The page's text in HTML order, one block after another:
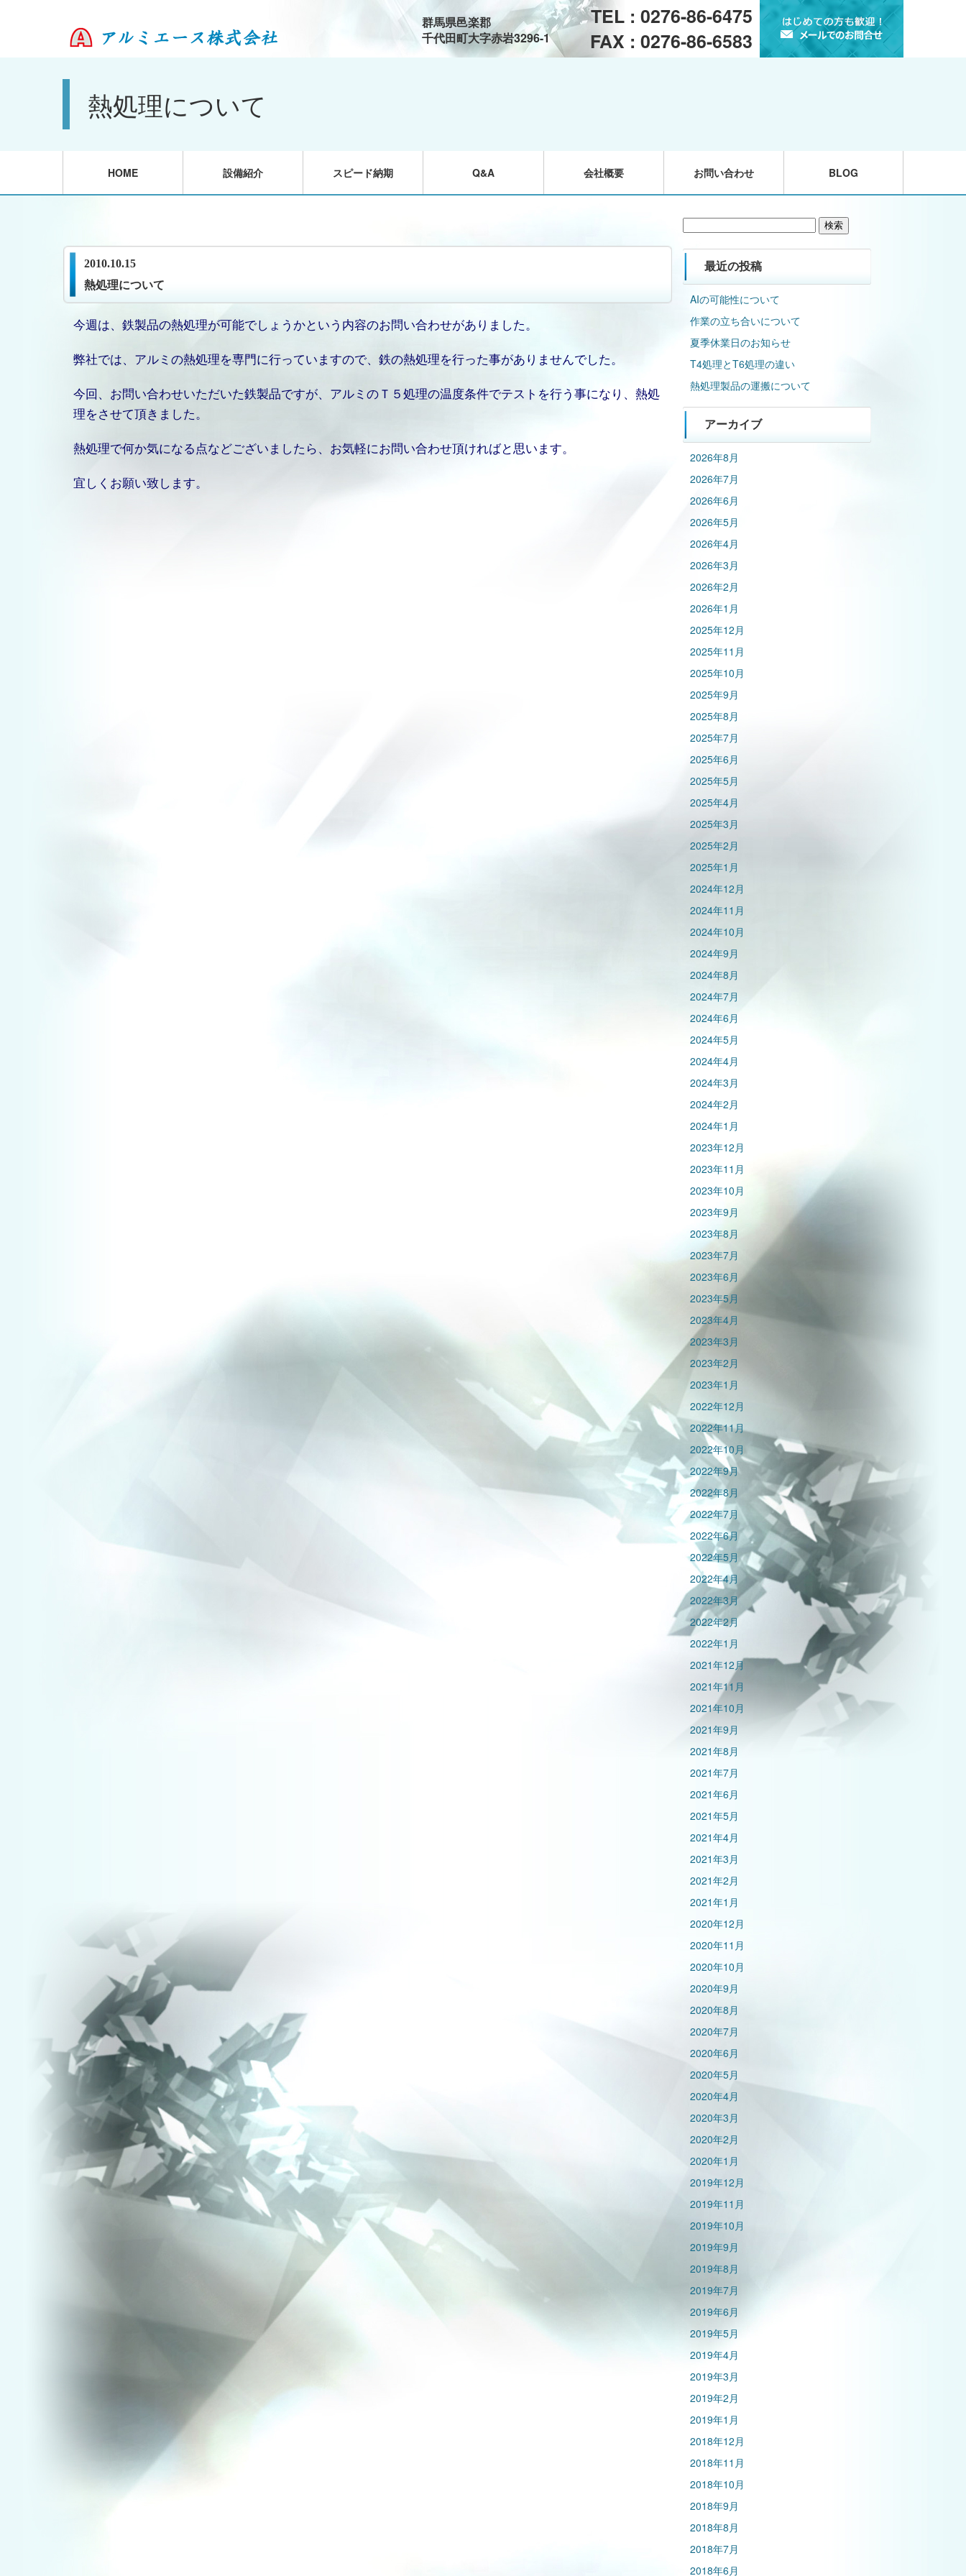
TEL : 0276-86-6475
FAX : 0276-86-6583
群馬県邑楽郡
千代田町大字赤岩3296-1
熱処理について
HOME 設備紹介 スピード納期 Q&A 会社概要 お問い合わせ BLOG
2010.10.15
熱処理について
今週は、鉄製品の熱処理が可能でしょうかという内容のお問い合わせがありました。
弊社では、アルミの熱処理を専門に行っていますので、鉄の熱処理を行った事がありませんでした。
今回、お問い合わせいただいた鉄製品ですが、アルミのＴ５処理の温度条件でテストを行う事になり、熱処
理をさせて頂きました。
熱処理で何か気になる点などございましたら、お気軽にお問い合わせ頂ければと思います。
宜しくお願い致します。
最近の投稿
AIの可能性について
作業の立ち合いについて
夏季休業日のお知らせ
T4処理とT6処理の違い
熱処理製品の運搬について
アーカイブ
2026年8月
2026年7月
2026年6月
2026年5月
2026年4月
2026年3月
2026年2月
2026年1月
2025年12月
2025年11月
2025年10月
2025年9月
2025年8月
2025年7月
2025年6月
2025年5月
2025年4月
2025年3月
2025年2月
2025年1月
2024年12月
2024年11月
2024年10月
2024年9月
2024年8月
2024年7月
2024年6月
2024年5月
2024年4月
2024年3月
2024年2月
2024年1月
2023年12月
2023年11月
2023年10月
2023年9月
2023年8月
2023年7月
2023年6月
2023年5月
2023年4月
2023年3月
2023年2月
2023年1月
2022年12月
2022年11月
2022年10月
2022年9月
2022年8月
2022年7月
2022年6月
2022年5月
2022年4月
2022年3月
2022年2月
2022年1月
2021年12月
2021年11月
2021年10月
2021年9月
2021年8月
2021年7月
2021年6月
2021年5月
2021年4月
2021年3月
2021年2月
2021年1月
2020年12月
2020年11月
2020年10月
2020年9月
2020年8月
2020年7月
2020年6月
2020年5月
2020年4月
2020年3月
2020年2月
2020年1月
2019年12月
2019年11月
2019年10月
2019年9月
2019年8月
2019年7月
2019年6月
2019年5月
2019年4月
2019年3月
2019年2月
2019年1月
2018年12月
2018年11月
2018年10月
2018年9月
2018年8月
2018年7月
2018年6月